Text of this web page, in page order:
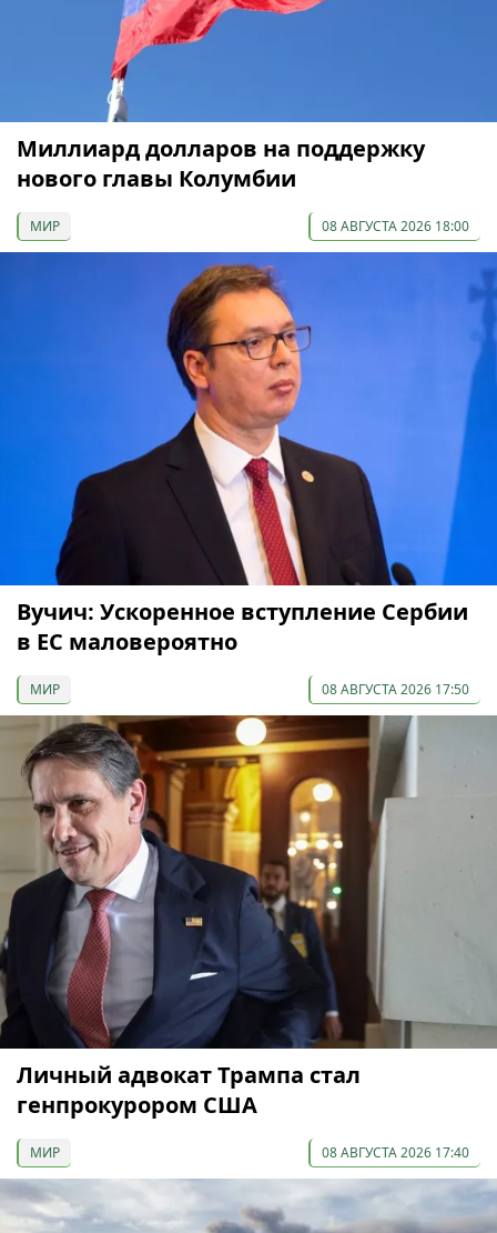
Миллиард долларов на поддержку
нового главы Колумбии
МИР 08 АВГУСТА 2026 18:00
Вучич: Ускоренное вступление Сербии
в ЕС маловероятно
МИР 08 АВГУСТА 2026 17:50
Личный адвокат Трампа стал
генпрокурором США
МИР 08 АВГУСТА 2026 17:40